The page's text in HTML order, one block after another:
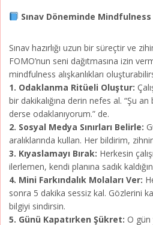
Sınav Döneminde
Sınav hazırlığı uzun bir süreçtir ve
FOMO’nun seni dağıtmasına izin
mindfulness alışkanlıkları
1. Odaklanma Ritüeli Oluştur:
bir dakikalığına derin nefes al. “Şu
derse odaklanıyorum.” de.
2. Sosyal Medya Sınırları Belirle:
aralıklarında kullan. Her bildirim,
3. Kıyaslamayı Bırak: Herkesin
ilerlemen, kendi planına sadık
4. Mini Farkındalık Molaları Ver:
sonra 5 dakika sessiz kal. Gözlerini
bilgiyi sindirsin.
5. Günü Kapatırken Şükret: O gün